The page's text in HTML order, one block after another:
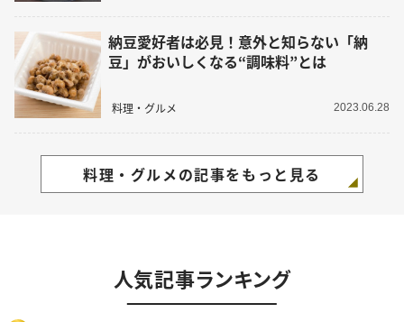
納豆愛好者は必見！意外と知らない「納
豆」がおいしくなる“調味料”とは
料理・グルメ 2023.06.28
料理・グルメの記事をもっと見る
人気記事ランキング